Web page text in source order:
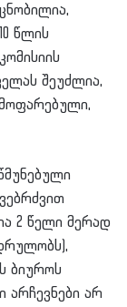
წლის
შეუძლია,
2 წელი მერად
ბიუროს
არჩევნები არ